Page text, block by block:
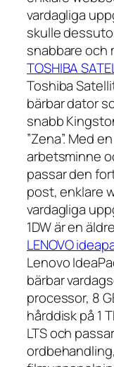
vardagliga
skulle
snabbare och
TOSHIBA
Toshiba
bärbar dator
snabb
”Zena”. Med
arbetsminne
passar den
post, enklare
vardagliga
1DW är en
LENOVO
Lenovo
bärbar
processor, 8
hårddisk på 1
LTS och